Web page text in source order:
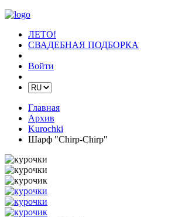
ЛЕТО!
СВАДЕБНАЯ ПОДБОРКА
Войти
Главная
Архив
Kurochki
Шарф "Сhirp-Chirp"